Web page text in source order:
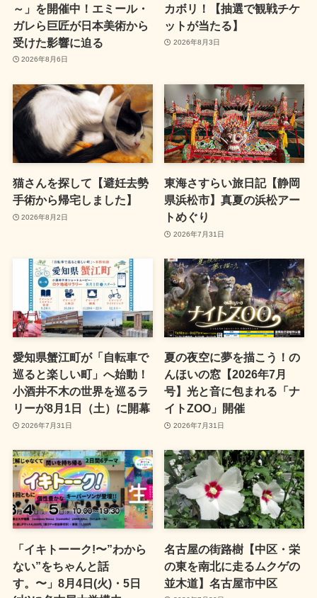
～」を開催中！エミール・
ガレら巨匠が日本美術から
受けた影響に迫る
2026年8月6日
カボリ！【抽選で観戦チケ
ットが当たる】
2026年8月3日
猫さんを探して【避妊去勢
手術から帰宅しました】
2026年8月2日
東海さすらい旅日記【静岡
県浜松市】真夏の浜松アー
トめぐり
2026年7月31日
愛知県蟹江町が「自転車で
巡ると楽しい町」へ始動！
小酒井不木の世界を巡るラ
リーが8月1日（土）に開幕
2026年7月31日
夏の夜空に夢を描こう！の
んほいの窓【2026年7月
号】光と音に包まれる「ナ
イトZOO」開催
2026年7月31日
「イキトーーク!〜”わから
ない”をちゃんと話
す。〜」8月4日(火)・5日
名古屋の街路樹【中区・栄
の東を南北に走るムクゲの
並木道】名古屋市中区